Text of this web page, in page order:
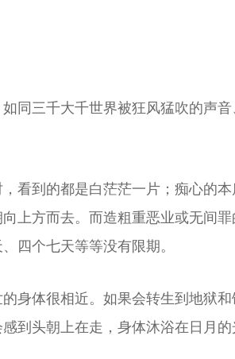
同三千大千世界被狂风猛吹的声音
看到的都是白茫茫一片；痴心的
上方而去。而造粗重恶业或无间
四个七天等等没有限期。
身体很相近。如果会转生到地狱和
到头朝上在走，身体沐浴在日月的